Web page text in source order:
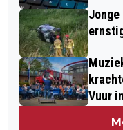
Vuur